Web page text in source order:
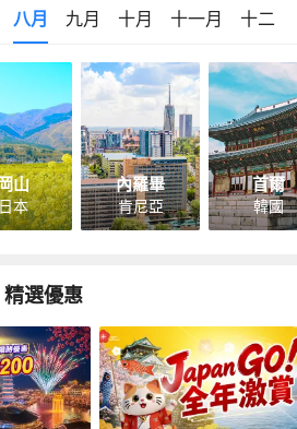
八月 九月 十月 十一月 十二月
山
本
內羅畢
肯尼亞
首爾
韓國
精選優惠